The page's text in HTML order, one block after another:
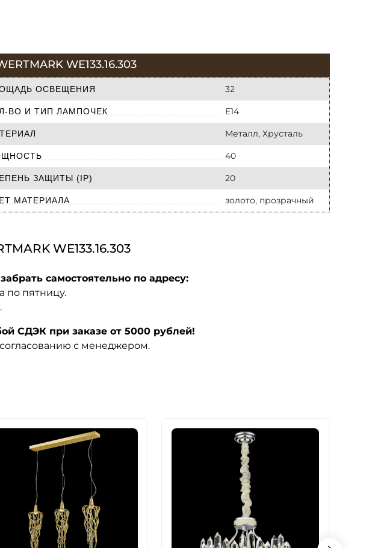
WE133.16.303
ОСВЕЩЕНИЯ 32
ВО И ТИП ЛАМПОЧЕК E14
Металл, Хрусталь
40
ЗАЩИТЫ (IP) 20
МАТЕРИАЛА золото, прозрачный
WE133.16.303
самостоятельно по адресу:
по пятницу.
СДЭК при заказе от 5000 рублей!
с менеджером.